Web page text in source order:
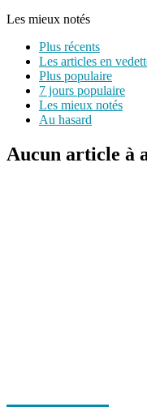
Les mieux notés
Plus récents
Les articles en
Plus populaire
7 jours populaire
Les mieux notés
Au hasard
Aucun article à